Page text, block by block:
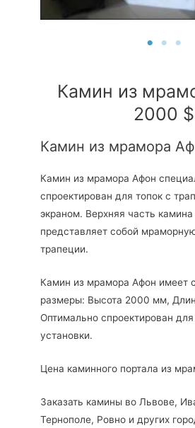
Камин из
2000 $
Камин из мрамора
Камин из мрамора Афон
спроектирован для топок с
экраном. Верхняя часть
представляет собой
трапеции.
Камин из мрамора Афон имеет
размеры: Высота 2000 мм,
Оптимально спроектирован для
установки.
Цена каминного портала из
Заказать камины во Львове,
Тернополе, Ровно и других